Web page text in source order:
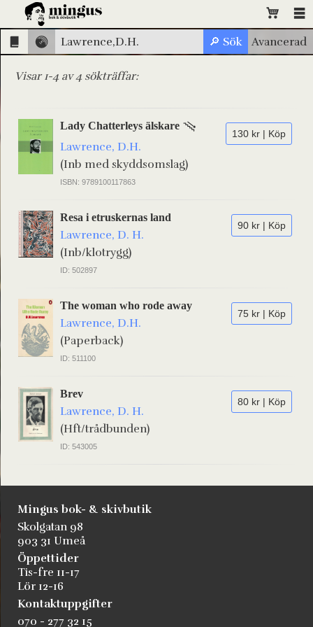
Visar 1-4 av 4 sökträffar:
130 kr | Köp
Lady Chatterleys älskare
Lawrence, D.H.
(Inb med skyddsomslag)
ISBN: 9789100117863
90 kr | Köp
Resa i etruskernas land
Lawrence, D. H.
(Inb/klotrygg)
ID: 502897
75 kr | Köp
The woman who rode away
Lawrence, D.H.
(Paperback)
ID: 511100
80 kr | Köp
Brev
Lawrence, D. H.
(Hft/trådbunden)
ID: 543005
Mingus bok- & skivbutik
Skolgatan 98
903 31 Umeå
Öppettider
Tis-fre 11-17
Lör 12-16
Kontaktuppgifter
070 - 277 32 15